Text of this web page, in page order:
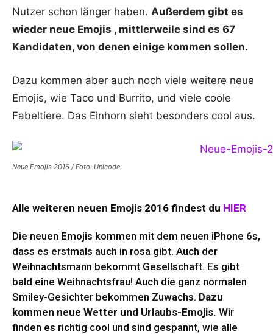
Nutzer schon länger haben. Außerdem gibt es
wieder neue Emojis , mittlerweile sind es 67
Kandidaten, von denen einige kommen sollen.
Dazu kommen aber auch noch viele weitere neue
Emojis, wie Taco und Burrito, und viele coole
Fabeltiere. Das Einhorn sieht besonders cool aus.
Neue Emojis 2016 / Foto: Unicode
Alle weiteren neuen Emojis 2016 findest du HIER
Die neuen Emojis kommen mit dem neuen iPhone 6s,
dass es erstmals auch in rosa gibt. Auch der
Weihnachtsmann bekommt Gesellschaft. Es gibt
bald eine Weihnachtsfrau! Auch die ganz normalen
Smiley-Gesichter bekommen Zuwachs. Dazu
kommen neue Wetter und Urlaubs-Emojis. Wir
finden es richtig cool und sind gespannt, wie alle